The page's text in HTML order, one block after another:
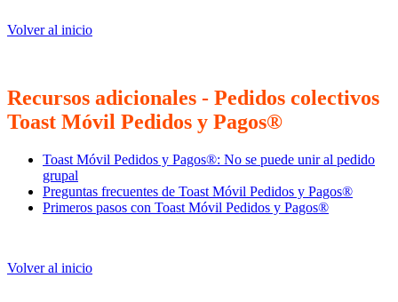
Volver al inicio
Recursos adicionales - Pedidos colectivos
Toast Móvil Pedidos y Pagos®
Toast Móvil Pedidos y Pagos®: No se puede unir al pedido
grupal
Preguntas frecuentes de Toast Móvil Pedidos y Pagos®
Primeros pasos con Toast Móvil Pedidos y Pagos®
Volver al inicio